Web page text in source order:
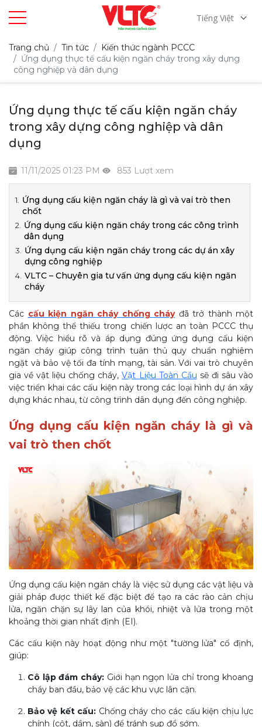
Tiếng Việt
Trang chủ Tin tức
Kiến thức ngành PCCC
Ứng dụng thực tế cấu kiện ngăn cháy trong xây dựng
công nghiệp và dân dụng
Ứng dụng thực tế cấu kiện ngăn cháy
trong xây dựng công nghiệp và dân
dụng
11/11/2025 01:23 PM 853 Lượt xem
Ứng dụng cấu kiện ngăn cháy là gì và vai trò then
chốt
Ứng dụng cấu kiện ngăn cháy trong các công trình
dân dụng
Ứng dụng cấu kiện ngăn cháy trong các dự án xây
dựng công nghiệp
VLTC – Chuyên gia tư vấn ứng dụng cấu kiện ngăn
cháy
Các cấu kiện ngăn cháy chống cháyđã trở thành một
phần không thể thiếu trong chiến lược an toàn PCCC thụ
động. Việc hiểu rõ và áp dụng đúng ứng dụng cấu kiện
ngăn cháy giúp công trình tuân thủ quy chuẩn nghiêm
ngặt và bảo vệ tối đa tính mạng, tài sản. Với vai trò chuyên
gia về vật liệu chống cháy,Vật Liệu Toàn Cầu sẽ đi sâu vào
việc triển khai các cấu kiện này trong các loại hình dự án xây
dựng khác nhau, từ công trình dân dụng đến công nghiệp.
Ứng dụng cấu kiện ngăn cháy là gì và
vai trò then chốt
Ứng dụng cấu kiện ngăn cháy là việc sử dụng các vật liệu và
giải pháp được thiết kế đặc biệt để tạo ra các rào cản chịu
lửa, ngăn chặn sự lây lan của khói, nhiệt và lửa trong một
khoảng thời gian nhất định (EI).
Các cấu kiện này hoạt động như một "tường lửa" cố định,
giúp:
Cô lập đám cháy: Giới hạn ngọn lửa chỉ trong khoang
cháy ban đầu, bảo vệ các khu vực lân cận.
Bảo vệ kết cấu: Chống cháy cho các cấu kiện chịu lực
chính (cột, dầm, sàn) để tránh sụp đổ sớm.